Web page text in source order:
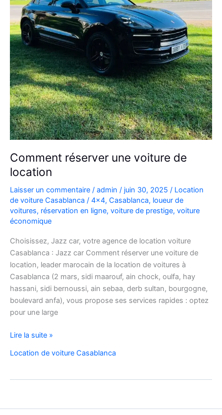
Comment réserver une voiture de
location
Laisser un commentaire / admin / juin 30, 2025 / Location
de voiture Casablanca / 4x4, Casablanca, loueur de
voitures, réservation en ligne, voiture de prestige, voiture
économique
Choisissez, Jazz car, votre agence de location voiture
Casablanca : Jazz car Comment réserver une voiture de
location, leader marocain de la location de voitures à
Casablanca (2 mars, sidi maarouf, ain chock, oulfa, hay
hassani, sidi bernoussi, ain sebaa, derb sultan, bourgogne,
boulevard anfa), vous propose ses services rapides : optez
pour une large
Comment
une
de
Lire la suite »
Location de voiture Casablanca